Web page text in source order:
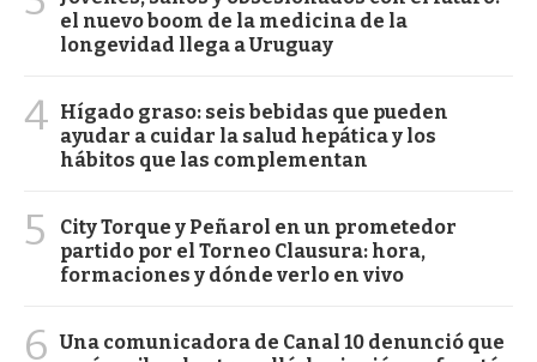
el nuevo boom de la medicina de la
longevidad llega a Uruguay
4 Hígado graso: seis bebidas que pueden
ayudar a cuidar la salud hepática y los
hábitos que las complementan
5
City Torque y Peñarol en un prometedor
partido por el Torneo Clausura: hora,
formaciones y dónde verlo en vivo
6 Una comunicadora de Canal 10 denunció que